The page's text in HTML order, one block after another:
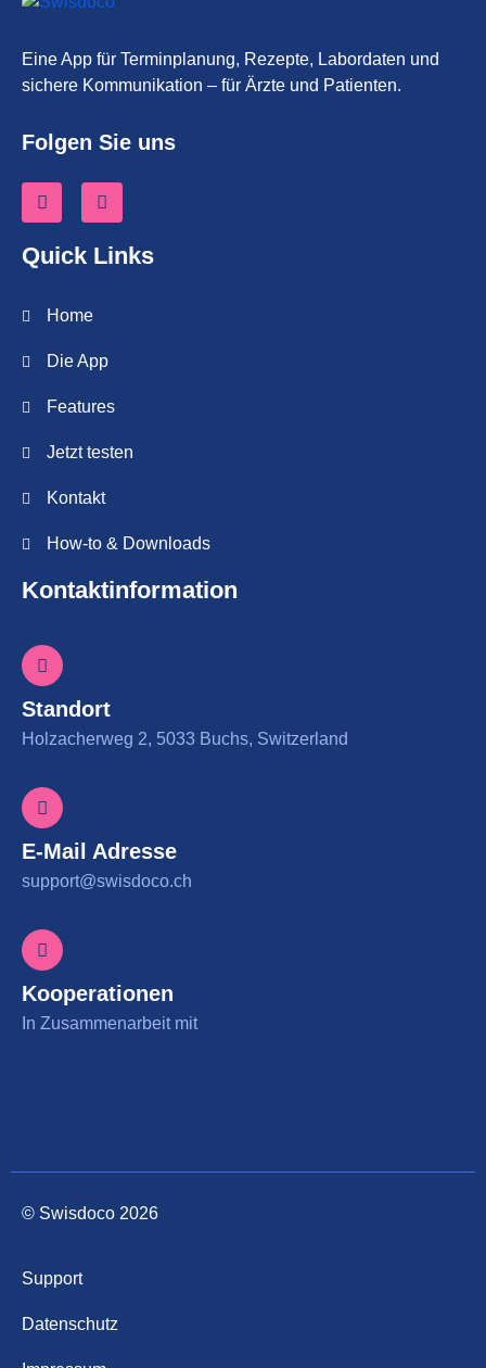
Eine App für Terminplanung, Rezepte, Labordaten und
sichere Kommunikation – für Ärzte und Patienten.
Folgen Sie uns
Quick Links
Home
Die App
Features
Jetzt testen
Kontakt
How-to & Downloads
Kontaktinformation
Standort
Holzacherweg 2, 5033 Buchs, Switzerland
E-Mail Adresse
support@swisdoco.ch
Kooperationen
In Zusammenarbeit mit
© Swisdoco 2026
Support
Datenschutz